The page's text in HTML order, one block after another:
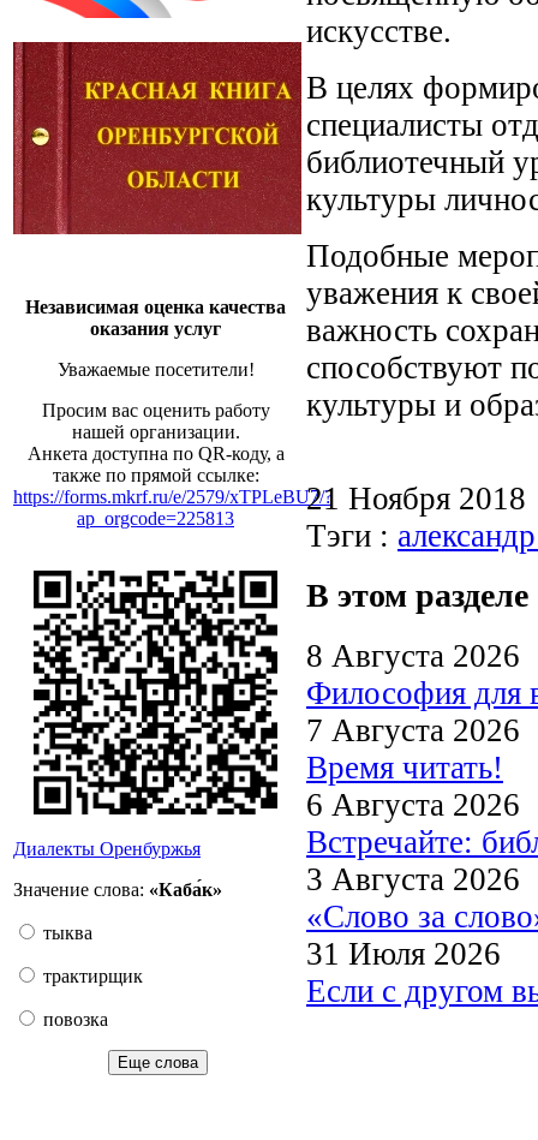
Независимая оценка качества
оказания услуг
Уважаемые посетители!
Просим вас оценить работу
нашей организации.
Анкета доступна по QR-коду, а
также по прямой ссылке:
https://forms.mkrf.ru/e/2579/xTPLeBU7/?
ap_orgcode=225813
Диалекты Оренбуржья
Значение слова: «Каба́к»
тыква
трактирщик
повозка
Еще слова
искусстве.
В целях
специалисты
библиотечный
культуры
Подобные
уважения к
важность
способствуют
культуры и
21 Ноября
Тэги :
В этом разделе
8 Августа 2026
Философия для
7 Августа 2026
Время читать!
6 Августа 2026
Встречайте:
3 Августа 2026
«Слово за
31 Июля 2026
Если с другом